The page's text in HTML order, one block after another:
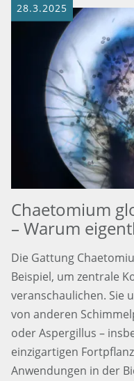
28.3.2025
Chaetomium
– Warum
Die Gattung
Beispiel, um zentrale
veranschaulichen. Sie
von anderen
oder Aspergillus –
einzigartigen
Anwendungen in der